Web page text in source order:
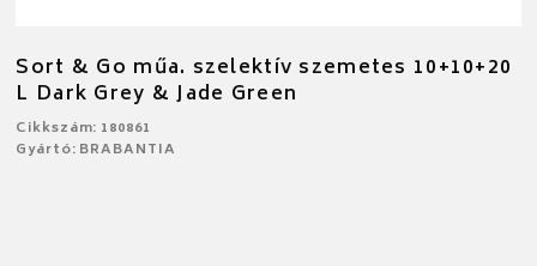
Sort & Go műa. szelektív szemetes 10+10+20
L Dark Grey & Jade Green
Cikkszám: 180861
Gyártó: BRABANTIA